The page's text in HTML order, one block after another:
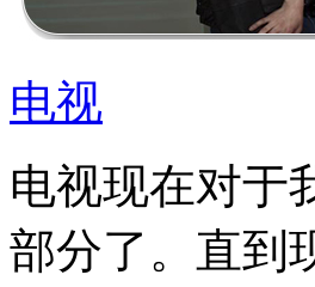
电视
电视现在对于
部分了。直到